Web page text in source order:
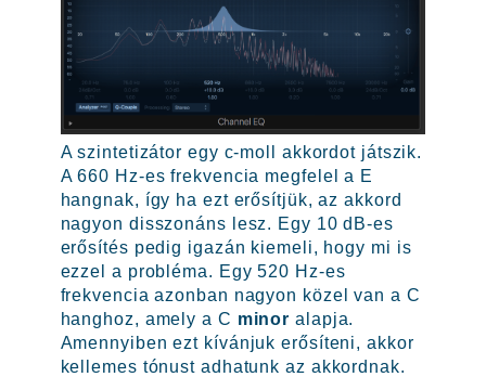
A szintetizátor egy c-moll akkordot játszik.
A 660 Hz-es frekvencia megfelel a E
hangnak, így ha ezt erősítjük, az akkord
nagyon disszonáns lesz. Egy 10 dB-es
erősítés pedig igazán kiemeli, hogy mi is
ezzel a probléma. Egy 520 Hz-es
frekvencia azonban nagyon közel van a C
hanghoz, amely a C minor alapja.
Amennyiben ezt kívánjuk erősíteni, akkor
kellemes tónust adhatunk az akkordnak.